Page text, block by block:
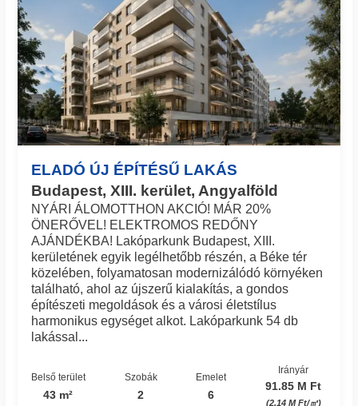
ELADÓ ÚJ ÉPÍTÉSŰ LAKÁS
Budapest, XIII. kerület, Angyalföld
NYÁRI ÁLOMOTTHON AKCIÓ! MÁR 20%
ÖNERŐVEL! ELEKTROMOS REDŐNY
AJÁNDÉKBA! Lakóparkunk Budapest, XIII.
kerületének egyik legélhetőbb részén, a Béke tér
közelében, folyamatosan modernizálódó környéken
található, ahol az újszerű kialakítás, a gondos
építészeti megoldások és a városi életstílus
harmonikus egységet alkot. Lakóparkunk 54 db
lakással...
Belső terület
43 m²
Szobák
2
Emelet
6
Irányár
91.85 M Ft
(2.14 M Ft/㎡)